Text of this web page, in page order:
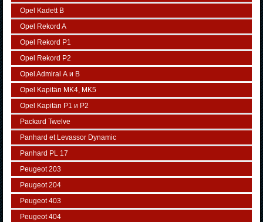
Opel Kadett B
Opel Rekord A
Opel Rekord P1
Opel Rekord P2
Opel Admiral А и В
Opel Kapitän MK4, MK5
Opel Kapitän P1 и P2
Packard Twelve
Panhard et Levassor Dynamic
Panhard PL 17
Peugeot 203
Peugeot 204
Peugeot 403
Peugeot 404